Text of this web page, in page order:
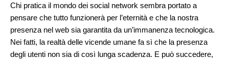
Chi pratica il mondo dei social network sembra portato a
pensare che tutto funzionerà per l’eternità e che la nostra
presenza nel web sia garantita da un’immanenza tecnologica.
Nei fatti, la realtà delle vicende umane fa sì che la presenza
degli utenti non sia di così lunga scadenza. E può succedere,